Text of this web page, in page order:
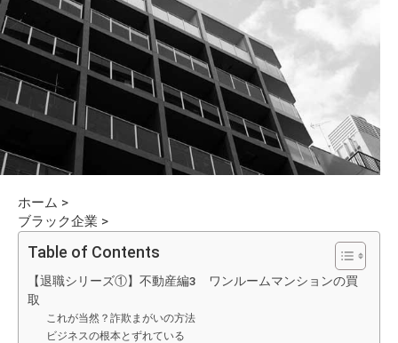
ホーム >
ブラック企業 >
Table of Contents
【退職シリーズ①】不動産編3 ワンルームマンションの買
取
これが当然？詐欺まがいの方法
ビジネスの根本とずれている